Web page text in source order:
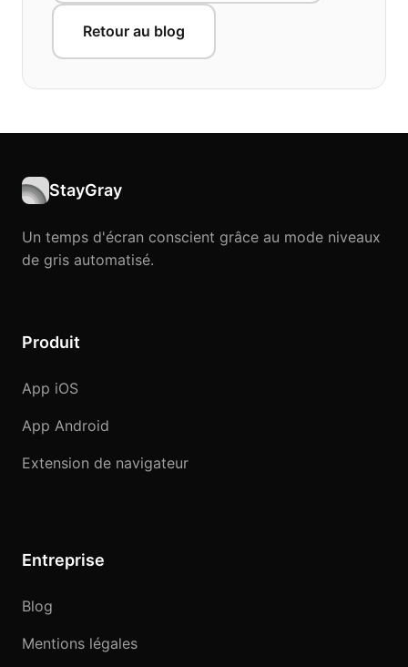
Retour au blog
StayGray
Un temps d'écran conscient grâce au mode niveaux
de gris automatisé.
Produit
App iOS
App Android
Extension de navigateur
Entreprise
Blog
Mentions légales